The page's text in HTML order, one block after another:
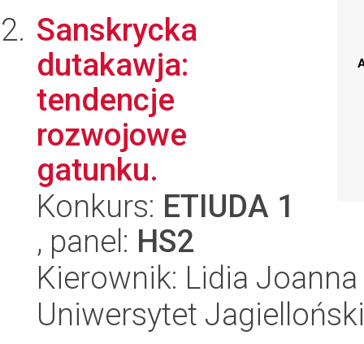
Sanskrycka
dutakawja:
tendencje
rozwojowe
gatunku.
Konkurs: ETIUDA 1
, panel: HS2
Kierownik: Lidia
Uniwersytet